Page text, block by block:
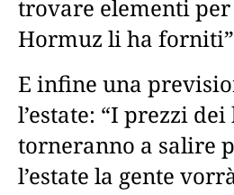
trovare elementi
Hormuz li ha
E infine una
l’estate: “I prezzi
torneranno a salire
l’estate la gente